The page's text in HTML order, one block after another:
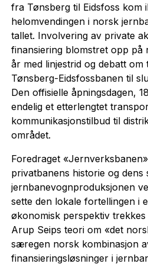
fra Tønsberg til Eidsfoss kom
helomvendingen i norsk
tallet. Involvering av private
finansiering blomstret opp
år med linjestrid og debatt om
Tønsberg-Eidsfossbanen til
Den offisielle åpningsdagen,
endelig et etterlengtet
kommunikasjonstilbud til
området.
Foredraget
privatbanens historie og dens
jernbanevognproduksjonen
sette den lokale fortellingen i
økonomisk perspektiv
Arup Seips teori om «det
særegen norsk kombinasjon
finansieringsløsninger i